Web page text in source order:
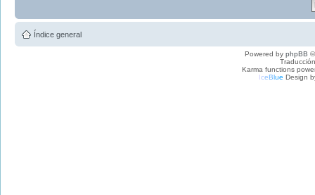
Índice general
Powered by phpBB
Karma functions
IceBlue Design